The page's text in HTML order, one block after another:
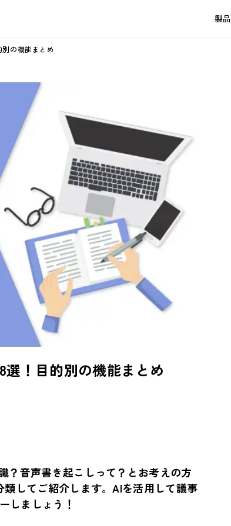
製品
とは AUTOROの機能
AUTOROの料金
各種資料
の機能まとめ
選！目的別の機能まとめ
？音声書き起こしって？とお考えの方
してご紹介します。AIを活用して議事
しましょう！